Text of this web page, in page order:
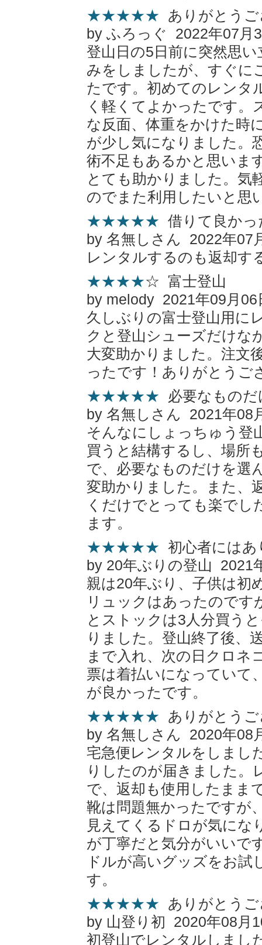
★★★★★ ありがとう
by ふろっぐ 2022年07月
登山日の5日前に突然思
みをしましたが、すぐに
たです。初めてのレンタ
く軽くてよかったです。
な反面、体重をかけた時
が少し気になりました。
術不足もあるかと思いま
とても助かりました。気
のでまた利用したいと思
★★★★★ 借りて良か
by 名無しさん 2022年07
レンタルするのも返却す
★★★★☆ 富士登山
by melody 2021年09月06
久しぶりの富士登山用に
クと登山シューズだけな
大変助かりました。注文
ったです！ありがとうご
★★★★★ 必要なものだ
by 名無しさん 2021年08
そんなにしょっちゅう登
買うと結構するし、場所
で、必要なものだけを選
変助かりました。また、
くだけでとっても楽でし
ます。
★★★★★ 初心者には
by 20年ぶりの登山 2021
親は20年ぶり、子供は初
リュックはあったのです
とストックは3人分買う
りました。登山終了後、
まで入れ、次の日クロネ
票は着払いになっていて
が良かったです。
★★★★★ ありがとう
by 名無しさん 2020年08
宅急便レンタルをしまし
りしたのが届きました。
で、返却も使用したまま
靴は問題無かったですが
見えてくるドロが気に
が丁寧だと気分がいいで
ドルが高いグッズをお
す。
★★★★★ ありがとう
by 山登り初 2020年08月
初登山でレンタルしまし